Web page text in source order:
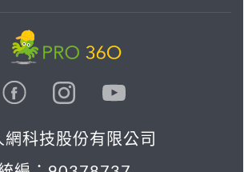
網科技股份有限公司